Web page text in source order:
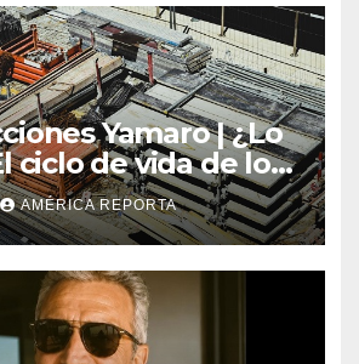
Yamaro | ¿Lo
ciclo de vida de los
de construcción
eficiencia en
modernos
AMÉRICA REPORTA